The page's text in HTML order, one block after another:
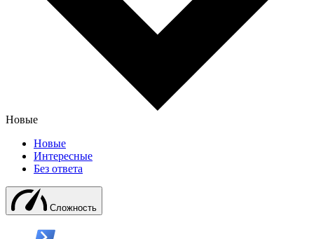
Новые
Новые
Интересные
Без ответа
Сложность